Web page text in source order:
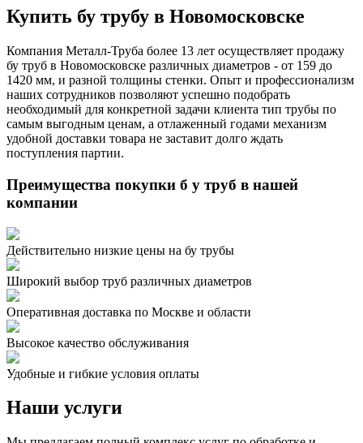
Купить бу трубу в Новомосковске
Компания Металл-Труба более 13 лет осуществляет продажу
бу труб в Новомосковске различных диаметров - от 159 до
1420 мм, и разной толщины стенки. Опыт и профессионализм
наших сотрудников позволяют успешно подобрать
необходимый для конкретной задачи клиента тип трубы по
самым выгодным ценам, а отлаженный годами механизм
удобной доставки товара не заставит долго ждать
поступления партии.
Преимущества покупки б у труб в нашей
компании
Действительно низкие цены на бу трубы
Широкий выбор труб различных диаметров
Оперативная доставка по Москве и области
Высокое качество обслуживания
Удобные и гибкие условия оплаты
Наши услуги